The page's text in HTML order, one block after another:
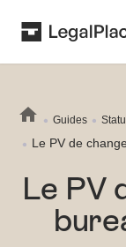
Guides
Le PV de
Le PV